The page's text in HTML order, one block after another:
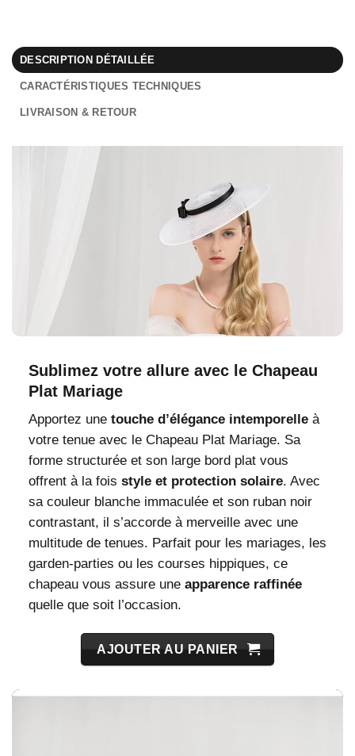
DESCRIPTION DÉTAILLÉE
CARACTÉRISTIQUES TECHNIQUES
LIVRAISON & RETOUR
Sublimez votre allure avec le Chapeau
Plat Mariage
Apportez une touche d’élégance intemporelleà
votre tenue avec le Chapeau Plat Mariage. Sa
forme structurée et son large bord plat vous
offrent à la fois style et protection solaire. Avec
sa couleur blanche immaculée et son ruban noir
contrastant, il s’accorde à merveille avec une
multitude de tenues. Parfait pour les mariages, les
garden-parties ou les courses hippiques, ce
chapeau vous assure une apparence raffinée
quelle que soit l’occasion.
AJOUTER AU PANIER